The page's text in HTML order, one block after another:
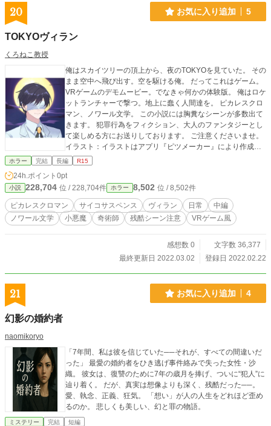
20 お気に入り追加 5
TOKYOヴィラン
くろねこ教授
俺はスカイツリーの頂上から、夜のTOKYOを見ていた。 その
まま空中へ飛び出す。空を駆ける俺。 だってこれはゲーム。
VRゲームのデモムービー。でなきゃ何かの体験版。 俺はロケ
ットランチャーで撃つ。地上に蠢く人間達を。 ピカレスクロ
マン、ノワール文学。 この小説には胸糞なシーンが多数出て
きます。 犯罪行為をフィクション、大人のファンタジーとし
て楽しめる方にお送りしております。 ご注意くださいませ。
イラスト：イラストはアプリ『ピツメーカー』により作成し
ました。感謝します。 もしも自分の描いたイラストの方が合
せますっ！
ホラー 完結 長編 R15
24h.ポイント 0pt
小説 228,704 位 / 228,704件 ホラー 8,502 位 / 8,502件
ピカレスクロマン サイコサスペンス ヴィラン 日常
中編
ノワール文学
小悪魔 奇術師 残酷シーン注意 VRゲーム風
感想数 0
文字数 36,377
最終更新日 2022.03.02
登録日 2022.02.22
21 お気に入り追加 4
幻影の婚約者
naomikoryo
「7年間、私は彼を信じていた──それが、すべての間違いだ
った」 最愛の婚約者をひき逃げ事件絡みで失った女性・沙
織。 彼女は、復讐のために7年の歳月を捧げ、ついに“犯人”に
辿り着く。 だが、真実は想像よりも深く、残酷だった──。
愛、執念、正義、狂気。 「想い」が人の人生をどれほど歪め
るのか。 悲しくも美しい、幻と罪の物語。
ミステリー 完結 短編